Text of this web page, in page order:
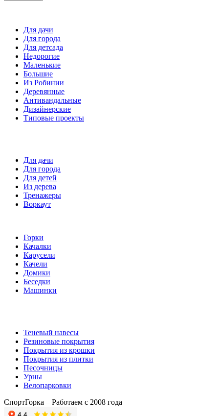
Для дачи
Для города
Для детсада
Недорогие
Маленькие
Большие
Из Робинии
Деревянные
Антивандальные
Дизайнерские
Типовые проекты
Для дачи
Для города
Для детей
Из дерева
Тренажеры
Воркаут
Горки
Качалки
Карусели
Качели
Домики
Беседки
Машинки
Теневый навесы
Резиновые покрытия
Покрытия из крошки
Покрытия из плитки
Песочницы
Урны
Велопарковки
СпортГорка – Работаем с 2008 года